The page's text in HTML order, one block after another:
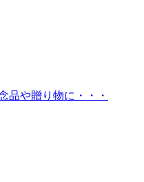
品や贈り物に・・・